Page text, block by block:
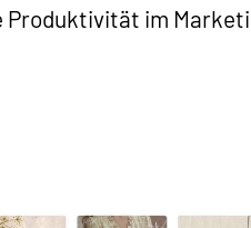
Produktivität im